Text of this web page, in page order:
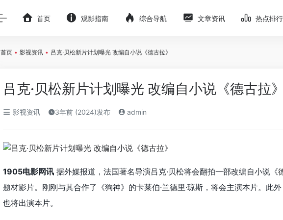
首页 观影指南 综合导航 文章资讯 热点排行
首页 • 影视资讯 • 吕克·贝松新片计划曝光 改编自小说《德古拉》
吕克·贝松新片计划曝光 改编自小说《德古拉》
影视资讯 3年前 (2024)发布 admin
1905电影网讯 据外媒报道，法国著名导演吕克·贝松将会翻拍一部改编自小说《
题材影片。刚刚与其合作了《狗神》的卡莱伯·兰德里·琼斯，将会主演本片。此
也将出演本片。